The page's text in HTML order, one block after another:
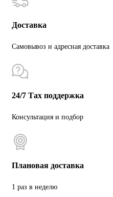
Доставка
Самовывоз и адресная доставка
24/7 Тах поддержка
Консультация и подбор
Плановая доставка
1 раз в неделю